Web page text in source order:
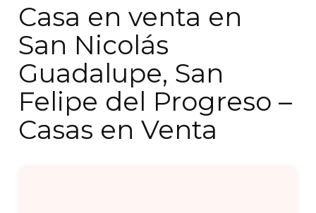
Casa en venta en
San Nicolás
Guadalupe, San
Felipe del Progreso –
Casas en Venta